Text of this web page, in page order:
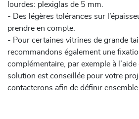
lourdes: plexiglas de 5 mm.
- Des légères tolérances sur
prendre en compte.
- Pour certaines vitrines de grande
recommandons également une
complémentaire, par exemple à
solution est conseillée pour votre
contacterons afin de définir